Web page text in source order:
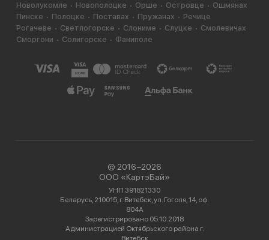
Новолукомле
Новополоцке Орше Островце
Ошмянах
Пинске
Полоцке Поставах Пружанах
Речице
Рогачеве
Светлогорске Слониме Слуцке
Смолевичах
Сморгони
Солигорске Фаниполе
© 2016−2026
ООО «КартэБай»
УНП 391821330
Беларусь, 210015, г. Витебск, ул. Гоголя, 14, оф.
804А
Зарегистрировано 05.10.2018
Администрацией Октябрьского района г.
Витебск